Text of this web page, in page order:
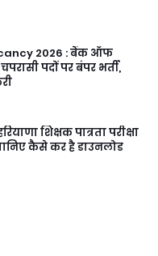
2026 : बैंक ऑफ
पदों पर बंपर भर्ती,
शिक्षक पात्रता परीक्षा
कैसे कर है डाउनलोड